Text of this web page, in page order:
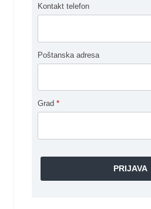
Kontakt telefon
Poštanska adresa
Grad *